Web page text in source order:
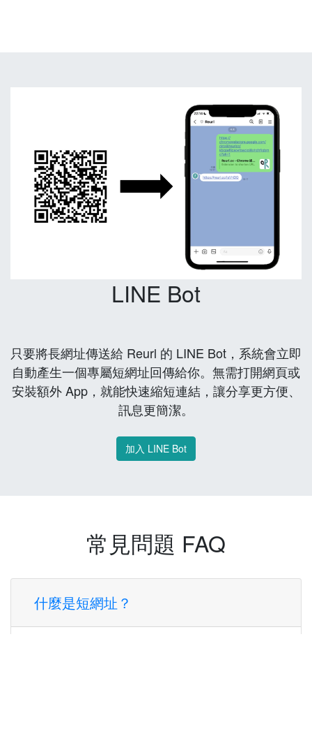
LINE Bot
只要將長網址傳送給 Reurl 的 LINE Bot，系統會立即
自動產生一個專屬短網址回傳給你。無需打開網頁或
安裝額外 App，就能快速縮短連結，讓分享更方便、
訊息更簡潔。
加入 LINE Bot
常見問題 FAQ
什麼是短網址？